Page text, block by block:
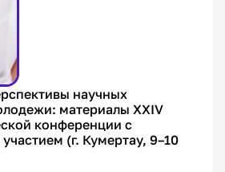
научных
материалы XХIV
конференции с
(г. Кумертау, 9–10